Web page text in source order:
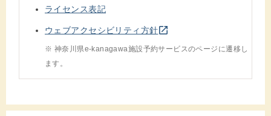
ライセンス表記
ウェブアクセシビリティ方針open_in_new
※ 神奈川県e-kanagawa施設予約サービスのページに遷移し
ます。